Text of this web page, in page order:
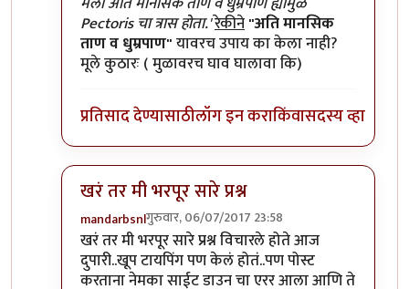
Pectoris चा त्रास होता.' रेकीने"अति मानसिक
ताण व धुम्रपाण"यावरच उपाय का केला नाही?
मूले कुठारः ( मुळावरच घाव घालावा कि)
प्रतिसाद देण्यासाठीलॉग इन कराकिंवासदस्य व्हा
खरं तर मी भरपूर सारे प्रश्न
mandarbsnlगुरुवार, 06/07/2017 23:58
In reply toहा लेख वाचल्यावर कुतुहलby
खरं तर मी भरपूर सारे प्रश्न विचारले होते आज
दुपारी..खूप टायपिंग पण केलं होतं..पण पोस्ट
करताना नेमका साईट डाउन चा एरर आला आणि ते